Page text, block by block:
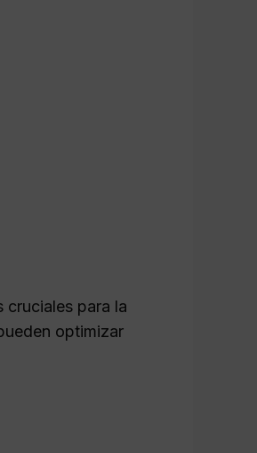
cruciales para la
optimizar